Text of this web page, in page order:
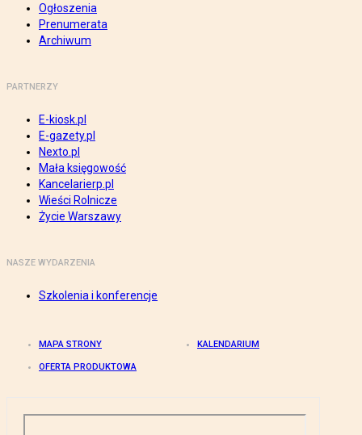
Ogłoszenia
Prenumerata
Archiwum
PARTNERZY
E-kiosk.pl
E-gazety.pl
Nexto.pl
Mała księgowość
Kancelarierp.pl
Wieści Rolnicze
Życie Warszawy
NASZE WYDARZENIA
Szkolenia i konferencje
MAPA STRONY KALENDARIUM
OFERTA PRODUKTOWA